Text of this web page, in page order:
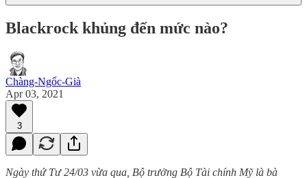
Blackrock khủng đến mức nào?
Chàng-Ngốc-Già
Apr 03, 2021
3
Ngày thứ Tư 24/03 vừa qua, Bộ trưởng Bộ Tài chính Mỹ là bà